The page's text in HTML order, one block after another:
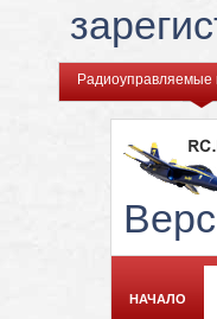
Радиоуправляемые
НАЧАЛО